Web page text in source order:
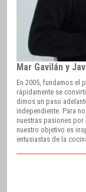
Mar Gavilán y
En 2005, fundamos el
rápidamente se
dimos un paso
independiente. Para
nuestras pasiones
nuestro objetivo es
entusiastas de la